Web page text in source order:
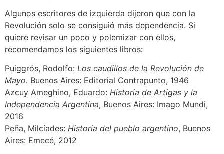
Algunos escritores de izquierda dijeron que con la
Revolución solo se consiguió más dependencia. Si
quiere revisar un poco y polemizar con ellos,
recomendamos los siguientes libros:
Puiggrós, Rodolfo: Los caudillos de la Revolución de
Mayo. Buenos Aires: Editorial Contrapunto, 1946
Azcuy Ameghino, Eduardo: Historia de Artigas y la
Independencia Argentina, Buenos Aires: Imago Mundi,
2016
Peña, Milcíades: Historia del pueblo argentino, Buenos
Aires: Emecé, 2012